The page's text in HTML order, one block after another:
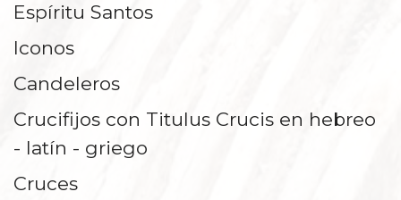
Espíritu Santos
Iconos
Candeleros
Crucifijos con Titulus Crucis en hebreo
- latín - griego
Cruces